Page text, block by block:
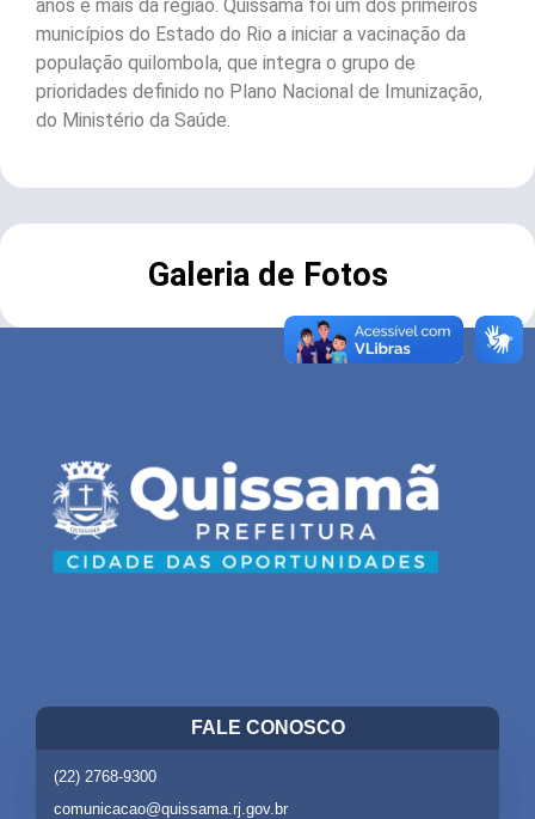
anos e mais da região. Quissamã foi um dos primeiros
municípios do Estado do Rio a iniciar a vacinação da
população quilombola, que integra o grupo de
prioridades definido no Plano Nacional de Imunização,
do Ministério da Saúde.
Galeria de Fotos
FALE CONOSCO
(22) 2768-9300
comunicacao@quissama.rj.gov.br